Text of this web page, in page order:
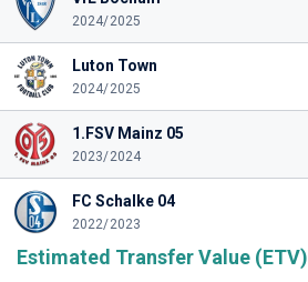
2024/2025
Luton Town
2024/2025
1.FSV Mainz 05
2023/2024
FC Schalke 04
2022/2023
Estimated Transfer Value (ETV)